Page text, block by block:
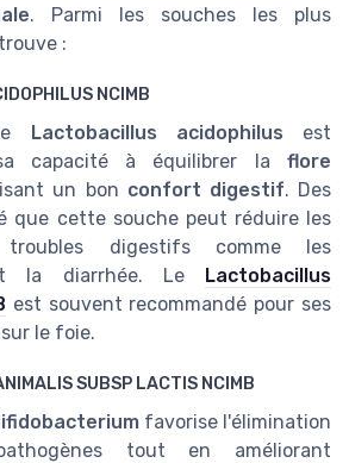
. Parmi les souches les plus
:
NCIMB
Lactobacillus acidophilus est
capacité à équilibrer la flore
un bon confort digestif. Des
que cette souche peut réduire les
troubles digestifs comme les
la diarrhée. Le Lactobacillus
est souvent recommandé pour ses
le foie.
SUBSP LACTIS NCIMB
favorise l'élimination
tout en améliorant